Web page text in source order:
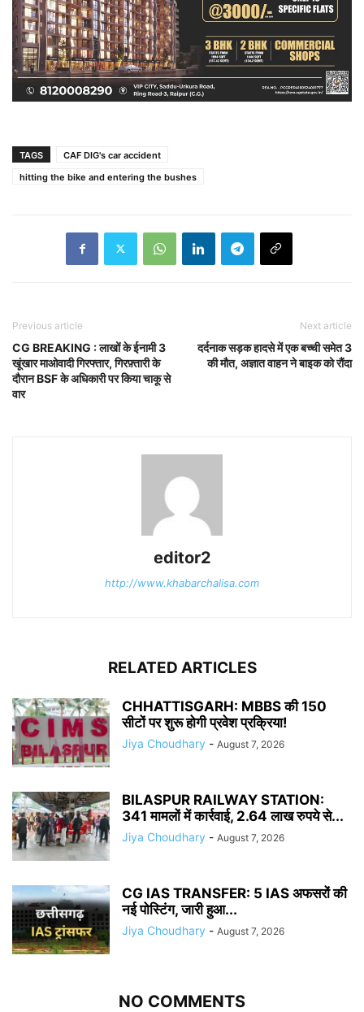
TAGS
CAF DIG's car accident
hitting the bike and entering the bushes
Previous article
CG BREAKING : लाखों के ईनामी 3
खूंखार माओवादी गिरफ्तार, गिरफ़्तारी के
दौरान BSF के अधिकारी पर किया चाकू से
वार
Next article
दर्दनाक सड़क हादसे में एक बच्ची समेत 3
की मौत, अज्ञात वाहन ने बाइक को रौंदा
editor2
http://www.khabarchalisa.com
RELATED ARTICLES
CHHATTISGARH: MBBS की 150
सीटों पर शुरू होगी प्रवेश प्रक्रिया!
Jiya Choudhary - August 7, 2026
BILASPUR RAILWAY STATION:
341 मामलों में कार्रवाई, 2.64 लाख रुपये से...
Jiya Choudhary - August 7, 2026
CG IAS TRANSFER: 5 IAS अफसरों की
नई पोस्टिंग, जारी हुआ...
Jiya Choudhary - August 7, 2026
NO COMMENTS